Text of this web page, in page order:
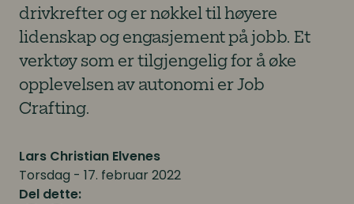
drivkrefter og er nøkkel til høyere
lidenskap og engasjement på jobb. Et
verktøy som er tilgjengelig for å øke
opplevelsen av autonomi er Job
Crafting.
Lars Christian Elvenes
Torsdag - 17. februar 2022
Del dette: